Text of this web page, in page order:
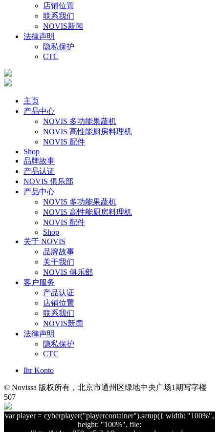
店铺位置
联系我们
NOVIS新闻
法律声明
隐私保护
CTC
主页
产品中心
NOVIS 多功能果蔬机
NOVIS 高性能厨房料理机
NOVIS 配件
Shop
品牌故事
产品认证
NOVIS 俱乐部
产品中心
NOVIS 多功能果蔬机
NOVIS 高性能厨房料理机
NOVIS 配件
Shop
关于 NOVIS
品牌故事
关于我们
NOVIS 俱乐部
客户服务
产品认证
店铺位置
联系我们
NOVIS新闻
法律声明
隐私保护
CTC
Ihr Konto
© Novissa 版权所有，北京市通州区绿地中央广场1期写字楼
507
var player = cyberplayer("playercontainer").setup({ width: "100%",
height: "100%", file: